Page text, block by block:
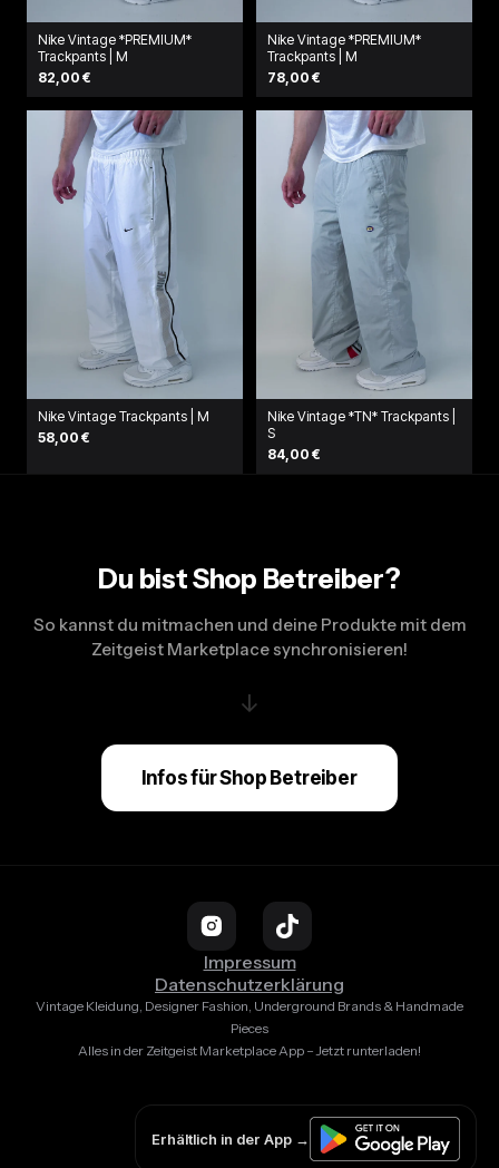
Nike Vintage *PREMIUM*
Trackpants | M
82,00 €
Nike Vintage *PREMIUM*
Trackpants | M
78,00 €
Nike Vintage Trackpants | M
58,00 €
Nike Vintage *TN* Trackpants |
S
84,00 €
Du bist Shop Betreiber?
So kannst du mitmachen und deine Produkte mit dem
Zeitgeist Marketplace synchronisieren!
↓
Infos für Shop Betreiber
Impressum
Datenschutzerklärung
Vintage Kleidung, Designer Fashion, Underground Brands & Handmade
Pieces
Alles in der Zeitgeist Marketplace App – Jetzt runterladen!
Erhältlich in der App →